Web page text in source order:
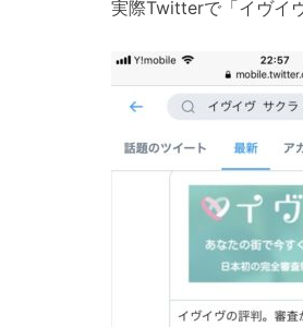
実際Twitterで「イヴイ